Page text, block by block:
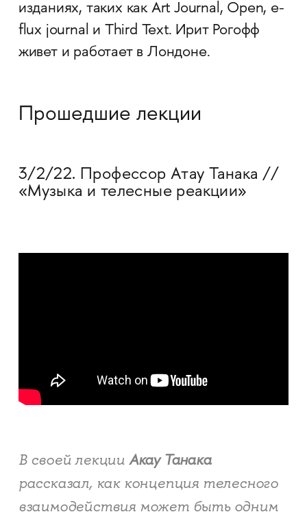
изданиях, таких как Art Journal, Open, e-
flux journal и Third Text. Ирит Рогофф
живет и работает в Лондоне.
Прошедшие лекции
3/2/22. Профессор Атау Танака //
«Музыка и телесные реакции»
В своей лекции Акау Танака
рассказал, как концепция телесного
взаимодействия может быть одним